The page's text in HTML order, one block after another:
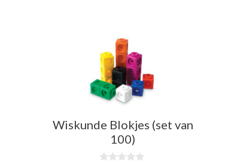
Wiskunde Blokjes (set van
100)